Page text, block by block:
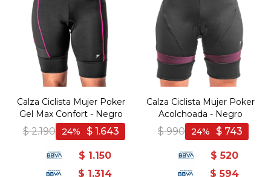
Calza Ciclista Mujer Poker
Gel Max Confort - Negro
$ 2.190 $ 1.643
24
$ 1.150
$ 1.314
Calza Ciclista Mujer Poker
Acolchoada - Negro
$ 990 $ 743
24
$ 520
$ 594